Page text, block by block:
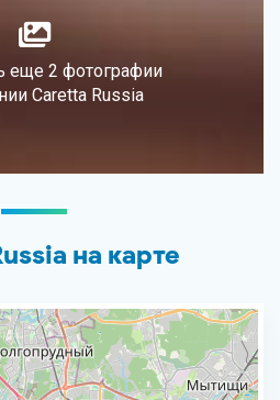
еще 2 фотографии
Caretta Russia
на карте